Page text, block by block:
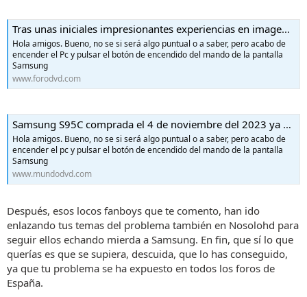
Tras unas iniciales impresionantes experiencias en imagen, paso de esta marca.
Hola amigos. Bueno, no se si será algo puntual o a saber, pero acabo de
encender el Pc y pulsar el botón de encendido del mando de la pantalla
Samsung
www.forodvd.com
Samsung S95C comprada el 4 de noviembre del 2023 ya no funciona.
Hola amigos. Bueno, no se si será algo puntual o a saber, pero acabo de
encender el pc y pulsar el botón de encendido del mando de la pantalla
Samsung
www.mundodvd.com
Después, esos locos fanboys que te comento, han ido
enlazando tus temas del problema también en Nosolohd para
seguir ellos echando mierda a Samsung. En fin, que sí lo que
querías es que se supiera, descuida, que lo has conseguido,
ya que tu problema se ha expuesto en todos los foros de
España.